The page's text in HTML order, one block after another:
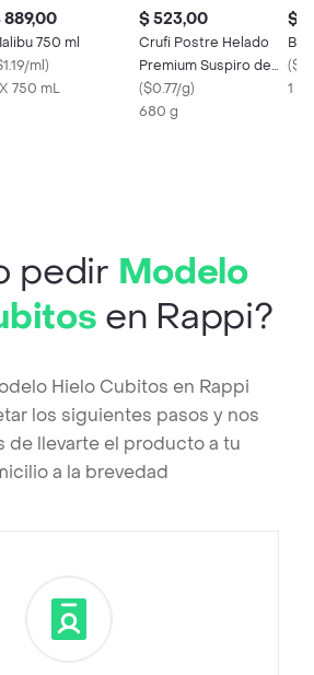
889,00
Malibu 750 ml
ml)
750 mL
$ 523,00
Crufi Postre Helado
Premium Suspiro de
Menta
($0.77/g)
680 g
$
(
1 X
pedir Modelo
en Rappi?
Hielo Cubitos en Rappi
los siguientes pasos y nos
de llevarte el producto a tu
a la brevedad